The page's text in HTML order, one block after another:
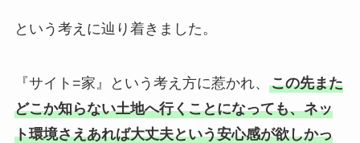
という考えに辿り着きました。
『サイト=家』という考え方に惹かれ、 この先また
どこか知らない土地へ行くことになっても、ネッ
ト環境さえあれば大丈夫という安心感が欲しかっ